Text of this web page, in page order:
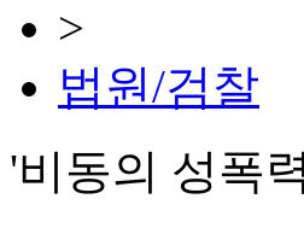
>
법원/검찰
'비동의 성폭